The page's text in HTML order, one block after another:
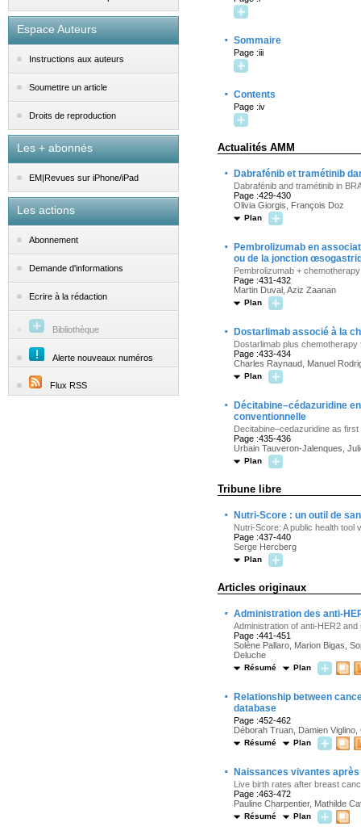
Espace Auteurs
Instructions aux auteurs
Soumettre un article
Droits de reproduction
Les + abonnés
EM|Revues sur iPhone/iPad
Les actions
Abonnement
Demande d'informations
Ecrire à la rédaction
Bibliothèque
Alerte nouveaux numéros
Flux RSS
· Sommaire
Page :iii
· Contents
Page :iv
Actualités AMM
· Dabrafénib et tramétinib
Dabrafénib and tramétinib in
Page :429-430
Olivia Giorgis, François Doz
Plan
·
Pembrolizumab en
ou de la jonction
Pembrolizumab +
Page :431-432
Martin Duval, Aziz Zaanan
Plan
· Dostarlimab associé à la
Dostarlimab plus
Page :433-434
Charles Raynaud, Manuel
Plan
·
Décitabine–cédazuridine
conventionnelle
Decitabine–cedazuridine as
Page :435-436
Urbain Tauveron-Jalenques,
Plan
Tribune libre
· Nutri-Score : un outil de
Nutri-Score: A public health tool
Page :437-440
Serge Hercberg
Plan
Articles originaux
· Administration des anti-
Administration of anti-HER2
Page :441-451
Solène Pallaro, Marion Bigas,
Deluche
Résumé Plan
·
Relationship between
database
Page :452-462
Déborah Truan, Damien
Résumé Plan
· Naissances vivantes
Live birth rates after breast
Page :463-472
Pauline Charpentier, Mathilde
Résumé Plan